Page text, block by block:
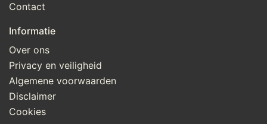
Contact
Informatie
Over ons
Privacy en veiligheid
Algemene voorwaarden
Disclaimer
Cookies